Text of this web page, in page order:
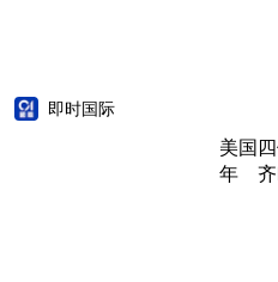
即时国际
美国
年 齐